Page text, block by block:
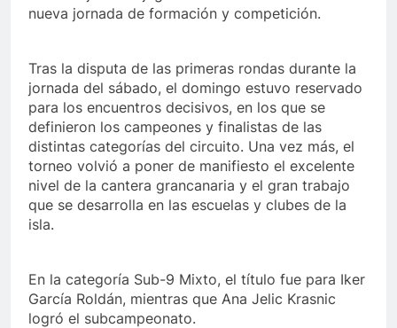
nueva jornada de formación y competición.
Tras la disputa de las primeras rondas durante la
jornada del sábado, el domingo estuvo reservado
para los encuentros decisivos, en los que se
definieron los campeones y finalistas de las
distintas categorías del circuito. Una vez más, el
torneo volvió a poner de manifiesto el excelente
nivel de la cantera grancanaria y el gran trabajo
que se desarrolla en las escuelas y clubes de la
isla.
En la categoría Sub-9 Mixto, el título fue para Iker
García Roldán, mientras que Ana Jelic Krasnic
logró el subcampeonato.